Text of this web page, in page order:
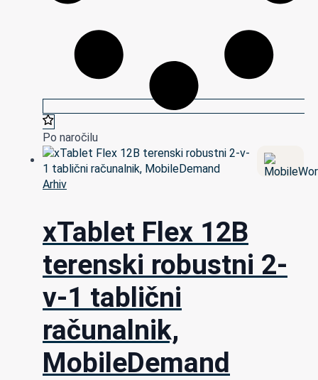
Po naročilu
Arhiv
xTablet Flex 12B
terenski robustni 2-
v-1 tablični
računalnik,
MobileDemand